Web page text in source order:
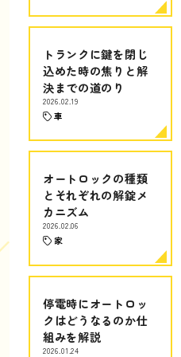
トランクに鍵を閉じ
込めた時の焦りと解
決までの道のり
2026.02.19
車
オートロックの種類
とそれぞれの解錠メ
カニズム
2026.02.06
家
停電時にオートロッ
クはどうなるのか仕
組みを解説
2026.01.24